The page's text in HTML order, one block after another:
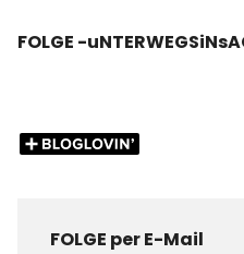
FOLGE -
FOLGE per E-Mail